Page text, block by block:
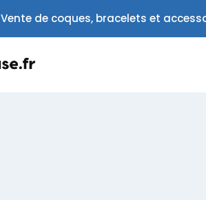
Vente de coques, bracelets et